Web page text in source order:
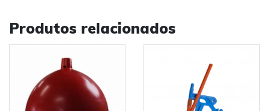
Produtos relacionados